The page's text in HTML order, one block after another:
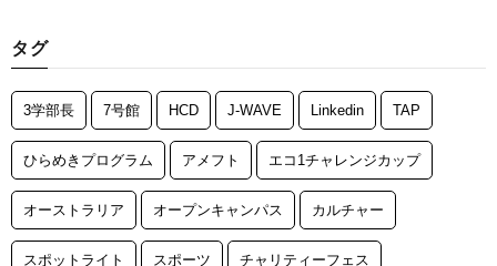
タグ
3学部長 7号館 HCD J-WAVE Linkedin TAP
ひらめきプログラム アメフト エコ1チャレンジカップ
オーストラリア オープンキャンパス カルチャー
スポットライト スポーツ チャリティーフェス